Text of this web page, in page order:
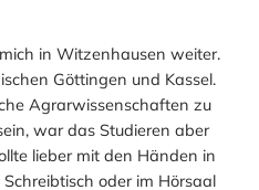
in Witzenhausen weiter.
Göttingen und Kassel.
Agrarwissenschaften zu
war das Studieren aber
lieber mit den Händen in
oder im Hörsaal